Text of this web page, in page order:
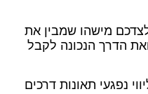
מישהו שמבין את
הדרך הנכונה לקבל
בליווי נפגעי תאונות דרכים